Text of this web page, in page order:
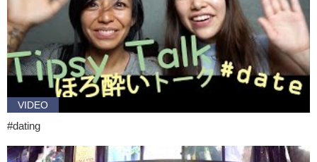
Kristina: That was really good! Mechanical pencil! Let’s see, what
about this one?
Akiko: パーカー…私大好きな、パーカー。言わない！ノーパーカー…
フゥード…フゥード？
Kristina: Oh, you’re sooooo close
Akiko: えぇぇぇ
Kristina: Hoodie
Akiko: あぁ、おしい
VIDEO
#dating